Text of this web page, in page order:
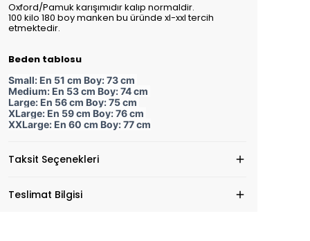
Oxford/Pamuk karışımıdır kalıp normaldir.
100 kilo 180 boy manken bu üründe xl-xxl tercih
etmektedir.
Beden tablosu
Small: En 51 cm Boy: 73 cm
Medium: En 53 cm Boy: 74 cm
Large: En 56 cm Boy: 75 cm
XLarge: En 59 cm Boy: 76 cm
XXLarge: En 60 cm Boy: 77 cm
Taksit Seçenekleri
Teslimat Bilgisi